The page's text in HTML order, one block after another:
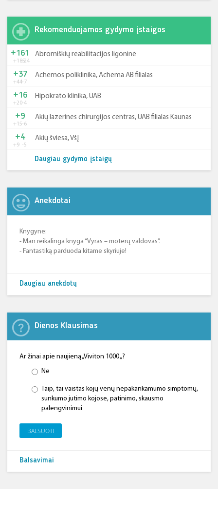
Rekomenduojamos gydymo įstaigos
+185-24
+161 Abromiškių reabilitacijos ligoninė
+44-7
+37 Achemos poliklinika, Achema AB filialas
+20-4
+16 Hipokrato klinika, UAB
+15-6
+9 Akių lazerinės chirurgijos centras, UAB filialas Kaunas
+9 -5
+4 Akių šviesa, VšĮ
Daugiau gydymo įstaigų
Anekdotai
Knygyne:
- Man reikalinga knyga “Vyras – moterų valdovas”.
- Fantastiką parduoda kitame skyriuje!
Daugiau anekdotų
Dienos Klausimas
Ar žinai apie naujieną „Viviton 1000 „?
Ne
Taip, tai vaistas kojų venų nepakankamumo simptomų,
sunkumo jutimo kojose, patinimo, skausmo
palengvinimui
BALSUOTI
Balsavimai